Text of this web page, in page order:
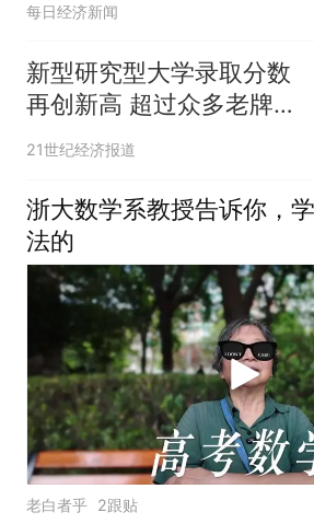
每日经济新闻
新型研究型大学录取分数
再创新高 超过众多老牌
985名校 下一步赶超清
华、北大？
21世纪经济报道
浙大数学系教授告诉你，
法的
老白者乎 2跟贴